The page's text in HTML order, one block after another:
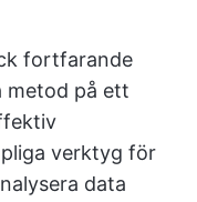
fortfarande
metod på ett
verktyg för
data